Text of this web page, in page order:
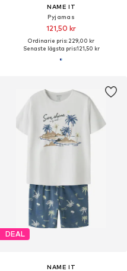
NAME IT
Pyjamas
121,50 kr
Ordinarie pris: 229,00 kr
Senaste lägsta pris:121,50 kr
DEAL
NAME IT